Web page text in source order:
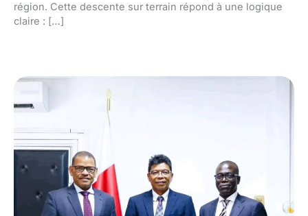
région. Cette descente sur terrain répond à une logique
claire : […]